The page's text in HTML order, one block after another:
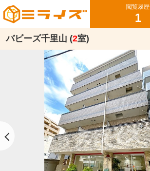
閲覧履歴
1
バビーズ千里山 (2室)